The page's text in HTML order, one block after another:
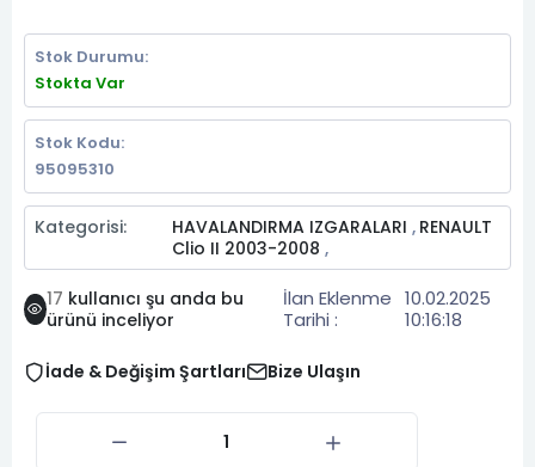
Stok Durumu:
Stokta Var
Stok Kodu:
95095310
Kategorisi: HAVALANDIRMA IZGARALARI , RENAULT
Clio II 2003-2008 ,
17 kullanıcı şu anda bu
ürünü inceliyor
İlan Eklenme
Tarihi :
10.02.2025
10:16:18
İade & Değişim Şartları Bize Ulaşın